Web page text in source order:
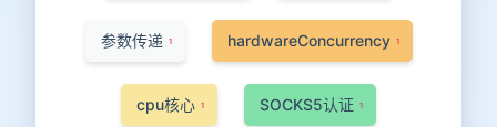
参数传递 1 hardwareConcurrency 1
cpu核心 1 SOCKS5认证 1